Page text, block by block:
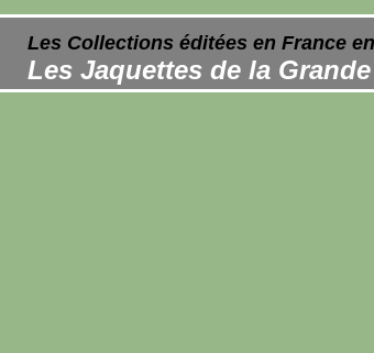
Les Collections éditées en France
Les Jaquettes de la